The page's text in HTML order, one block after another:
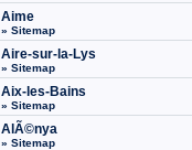
Aime
» Sitemap
Aire-sur-la-Lys
» Sitemap
Aix-les-Bains
» Sitemap
AlÃ©nya
» Sitemap